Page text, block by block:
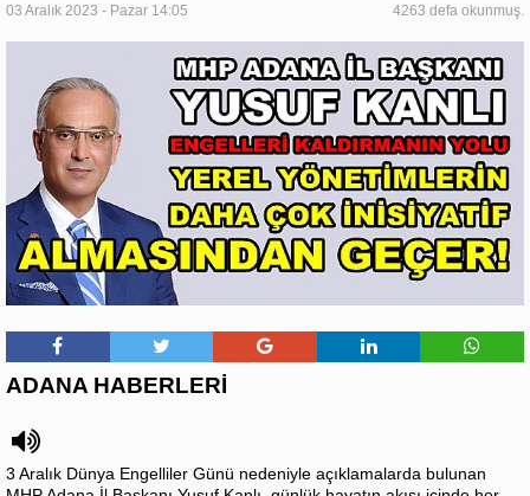
03 Aralık 2023 - Pazar 14:05 4263 defa okunmuş.
ADANA HABERLERİ
3 Aralık Dünya Engelliler Günü nedeniyle açıklamalarda bulunan